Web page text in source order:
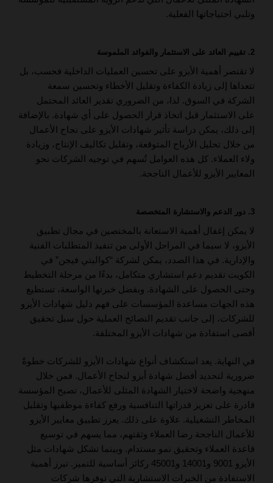
وتلبي احتياجاتها الفعلية.
2. تقييم العائد على الاستثمار والفوائد الملموسة
لا تقتصر أهمية الأيزو على تحسين العمليات الداخلية فحسب، بل
تتعداها إلى زيادة الكفاءة وتقليل الأخطاء وتحسين سمعة
الشركة في السوق. لذا، من الضروري تقدير العائد المحتمل
على الاستثمار قبل اتخاذ قرار الحصول على أي شهادة. بالإضافة
إلى ذلك، يمكن دراسة تأثير شهادات الأيزو على نجاح الأعمال
من خلال تحليل الأرباح المتوقعة، وتقليل تكاليف الإنتاج، وزيادة
ولاء العملاء. كل هذه العوامل تُسهم في توجيه الشركات نحو
المعايير الأيزو للأعمال الناجحة.
3. دور الدعم والاستشارة المتخصصة
لا يمكن إغفال أهمية الاستعانة بالمختصين في مجال تطبيق
الأيزو، لا سيما في المراحل الأولى من تنفيذ المتطلبات الفنية
والإدارية. في هذا الصدد، يمكن لشركة “كواليتي فيجن” في
الكويت تقديم دعم استشاري متكامل، بدءًا من مرحلة التخطيط
وحتى الحصول على الشهادة. وبفضل خبرتها الواسعة، تستطيع
هذه الجهات مساعدة المؤسسات على فهم دليل شهادات الأيزو
للشركات، إلى جانب تقديم النصائح العملية حول سبل تحقيق
أقصى استفادة من شهادات الأيزو المختلفة.
في النهاية. يعد استكشاف أنواع شهادات الأيزو للشركات خطوةً
ضرورية لتحديد أفضل شهادة أيزو لنجاح الأعمال. فمن خلال
منهجية واضحة لاختيار الشهادة المثلى للأعمال، تصبح المؤسسة
قادرة على تعزيز قدراتها التنافسية ورفع كفاءة موظفيها وتقليل
المخاطر التشغيلية. علاوة على ذلك. يعزز تطبيق معايير الأيزو
للأعمال الناجحة رضا العملاء وثقتهم، مما يسهم في توسيع
قاعدة العملاء وتحقيق نمو مستدام. وبينما تشكل شهادات مثل
الأيزو 9001 و14001 و45001 ركائز أساسية للتميز. تبرز أهمية
الاستفادة من الخبرات الاستشارية التي توفرها شركات